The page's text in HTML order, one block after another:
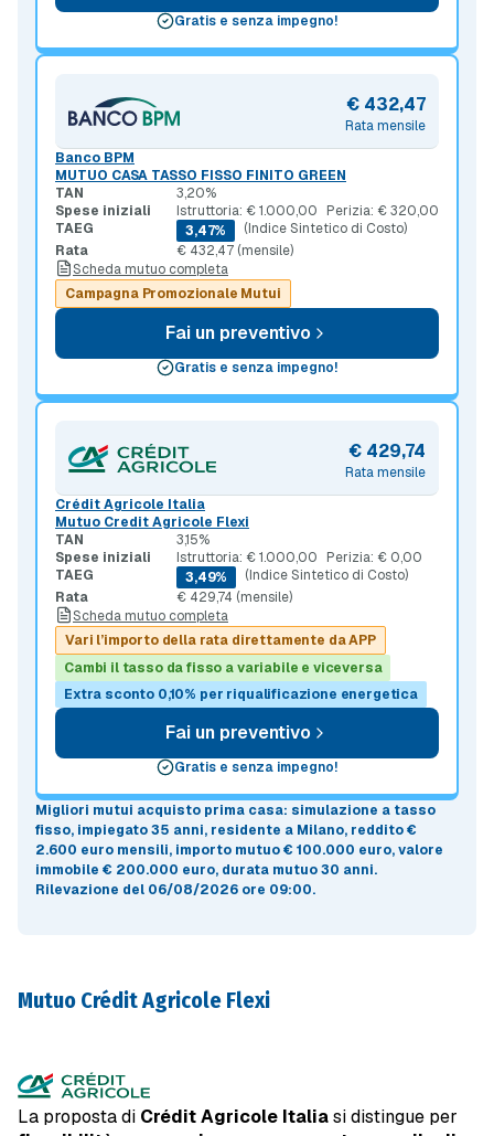
Gratis e senza impegno!
Rata mensile
€ 432,47
Banco BPM
MUTUO CASA TASSO FISSO FINITO GREEN
TAN
3,20%
Spese iniziali
Istruttoria: € 1.000,00
Perizia: € 320,00
TAEG
3,47%
(Indice Sintetico di Costo)
Rata
€ 432,47 (mensile)
Scheda mutuo completa
Campagna Promozionale Mutui
Fai un preventivo
Gratis e senza impegno!
Rata mensile
€ 429,74
Crédit Agricole Italia
Mutuo Credit Agricole Flexi
TAN
3,15%
Spese iniziali
Istruttoria: € 1.000,00
Perizia: € 0,00
TAEG
3,49%
(Indice Sintetico di Costo)
Rata
€ 429,74 (mensile)
Scheda mutuo completa
Vari l’importo della rata direttamente da APP
Cambi il tasso da fisso a variabile e viceversa
Extra sconto 0,10% per riqualificazione energetica
Fai un preventivo
Gratis e senza impegno!
Migliori mutui acquisto prima casa: simulazione a tasso
fisso, impiegato 35 anni, residente a Milano, reddito €
2.600 euro mensili, importo mutuo€ 100.000 euro, valore
immobile € 200.000 euro, durata mutuo30 anni.
Rilevazione del 06/08/2026 ore 09:00.
Mutuo Crédit Agricole Flexi
La proposta di Crédit Agricole Italiasi distingue per